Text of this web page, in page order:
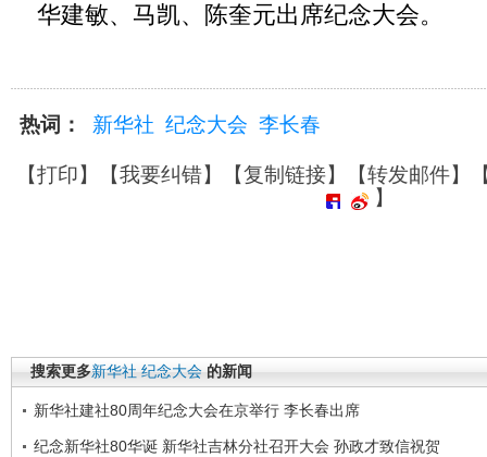
华建敏、马凯、陈奎元出席纪念大会。
热词： 新华社 纪念大会 李长春
【打印】【我要纠错】【复制链接】【转发邮件】
】
搜索更多新华社 纪念大会 的新闻
新华社建社80周年纪念大会在京举行 李长春出席
纪念新华社80华诞 新华社吉林分社召开大会 孙政才致信祝贺